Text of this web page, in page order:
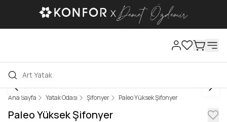
Ana Sayfa Yatak Odası Şifonyer Paleo Yüksek Şifonyer
Paleo Yüksek Şifonyer